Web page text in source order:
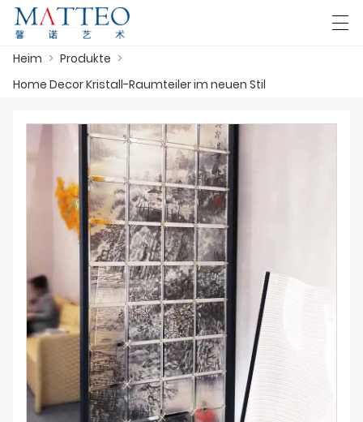
HEIM
ÜBER UNS
HERUNTERLADEN
KONTAKTIERE UNS
العربية Deutsch
Heim > Produkte >
Home Decor Kristall-Raumteiler im neuen Stil